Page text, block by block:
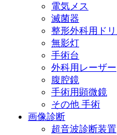
電気メス
滅菌器
整形外科用ド
無影灯
手術台
外科用レーザー
腹腔鏡
手術用顕微鏡
その他 手術
画像診断
超音波診断装置